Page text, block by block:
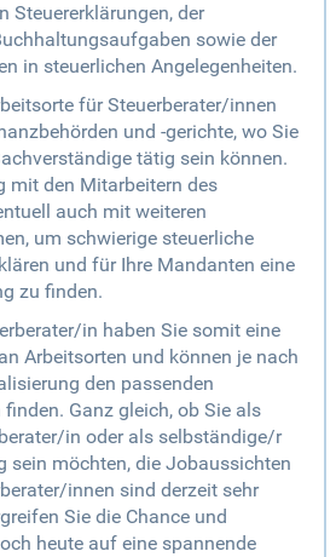
Steuererklärungen, der
sowie der
in steuerlichen Angelegenheiten.
für Steuerberater/innen
und -gerichte, wo Sie
tätig sein können.
mit den Mitarbeitern des
auch mit weiteren
um schwierige steuerliche
und für Ihre Mandanten eine
zu finden.
in haben Sie somit eine
Arbeitsorten und können je nach
den passenden
Ganz gleich, ob Sie als
in oder als selbständige/r
sein möchten, die Jobaussichten
innen sind derzeit sehr
Sie die Chance und
heute auf eine spannende